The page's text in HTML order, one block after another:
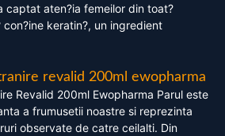
captat aten?ia femeilor din toat?
con?ine keratin?, un ingredient
revalid 200ml ewopharma
Revalid 200ml Ewopharma Parul este
a frumusetii noastre si reprezinta
observate de catre ceilalti. Din